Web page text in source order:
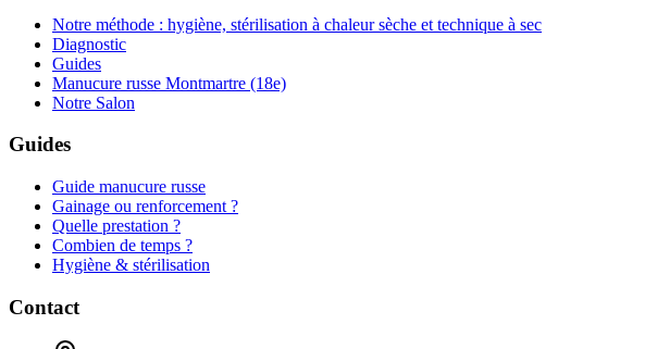
Notre méthode : hygiène, stérilisation à chaleur sèche et technique à sec
Diagnostic
Guides
Manucure russe Montmartre (18e)
Notre Salon
Guides
Guide manucure russe
Gainage ou renforcement ?
Quelle prestation ?
Combien de temps ?
Hygiène & stérilisation
Contact